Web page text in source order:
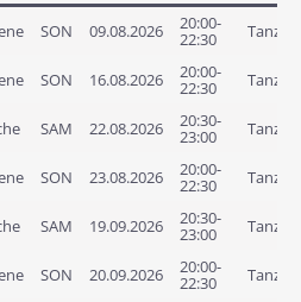
SON 09.08.2026 20:00-
22:30
SON 16.08.2026 20:00-
22:30
SAM 22.08.2026 20:30-
23:00
SON 23.08.2026 20:00-
22:30
SAM 19.09.2026 20:30-
23:00
SON 20.09.2026 20:00-
22:30